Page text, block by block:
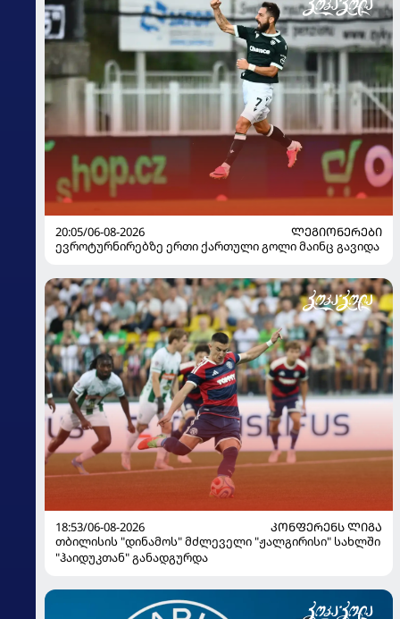
20:05/06-08-2026
ᲚᲔᲒᲘᲝᲜᲔᲠᲔᲑᲘ
ევროტურნირებზე ერთი ქართული გოლი მაინც გავიდა
18:53/06-08-2026
ᲙᲝᲜᲤᲔᲠᲔᲜᲡ ᲚᲘᲒᲐ
თბილისის "დინამოს" მძლეველი "ჟალგირისი" სახლში
"ჰაიდუკთან" განადგურდა